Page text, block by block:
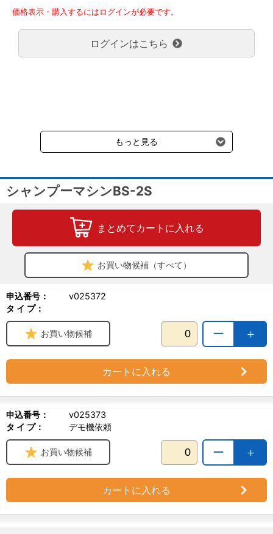
※沖縄・離島は対象外となります。ご了承ください。
ご了承のほどよろしくお願い致します。
弊社都合でお届けが２回以上に分かれる場合の送料負担は、１回分
のみで新たな送料は発生しません。
大型商品送料が必要な商品をご注文の場合は、大型商品送料のみご
負担頂きます。
受けます。
価格表示・購入するにはログインが必要です。
ログインはこちら
もっと見る
シャンプーマシンBS-2S
まとめてカートに入れる
お買い物候補（すべて）
申込番号：
v025372
タ イ プ：
＋
ー
お買い物候補
カートに入れる
申込番号：
v025373
タ イ プ：
デモ機依頼
＋
ー
お買い物候補
カートに入れる